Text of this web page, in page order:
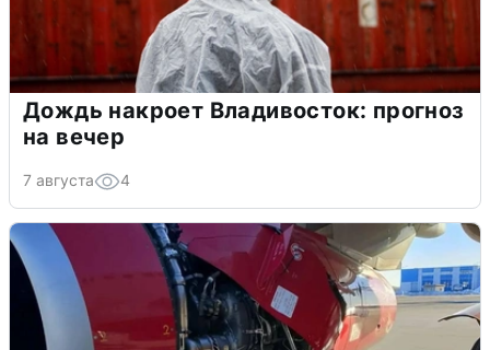
Дождь накроет Владивосток: прогноз
на вечер
7 августа 4